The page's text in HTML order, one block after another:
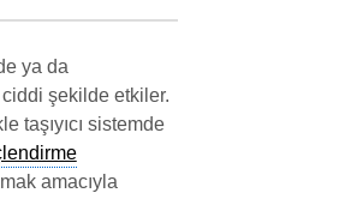
ya da
şekilde etkiler.
taşıyıcı sistemde
amacıyla